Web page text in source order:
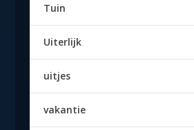
Tuin
Uiterlijk
uitjes
vakantie